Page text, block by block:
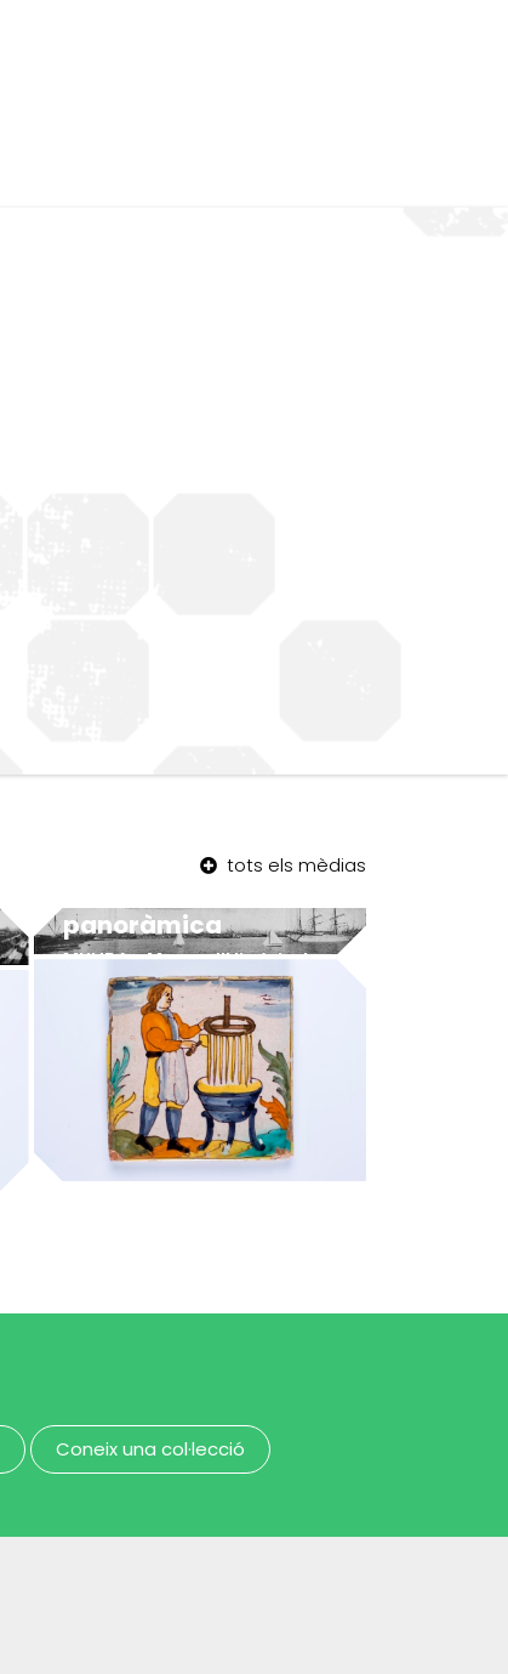
tots els mèdias
panoràmica
MUHBA - Museu d'Història de Barcelona
Coneix una col·lecció